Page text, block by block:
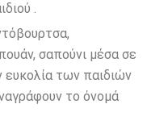
.
σαπούνι μέσα σε
ευκολία των παιδιών
το όνομά